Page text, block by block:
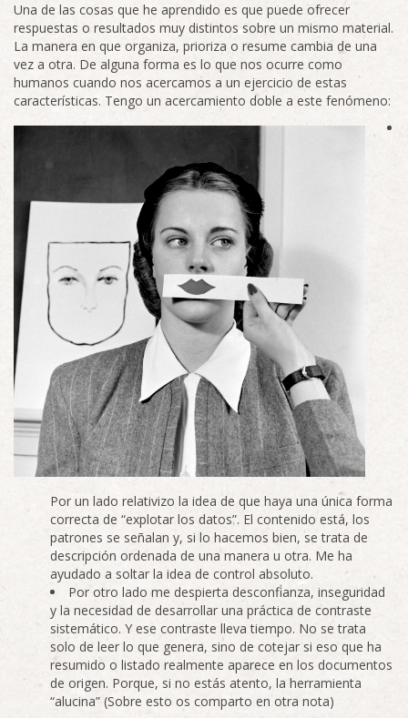
Una de las cosas que he aprendido es que puede ofrecer
respuestas o resultados muy distintos sobre un mismo material.
La manera en que organiza, prioriza o resume cambia de una
vez a otra. De alguna forma es lo que nos ocurre como
humanos cuando nos acercamos a un ejercicio de estas
características. Tengo un acercamiento doble a este fenómeno:
Por un lado relativizo la idea de que haya una única forma
correcta de “explotar los datos”. El contenido está, los
patrones se señalan y, si lo hacemos bien, se trata de
descripción ordenada de una manera u otra. Me ha
ayudado a soltar la idea de control absoluto.
Por otro lado me despierta desconfianza, inseguridad
y la necesidad de desarrollar una práctica de contraste
sistemático. Y ese contraste lleva tiempo. No se trata
solo de leer lo que genera, sino de cotejar si eso que ha
resumido o listado realmente aparece en los documentos
de origen. Porque, si no estás atento, la herramienta
“alucina” (Sobre esto os comparto en otra nota)